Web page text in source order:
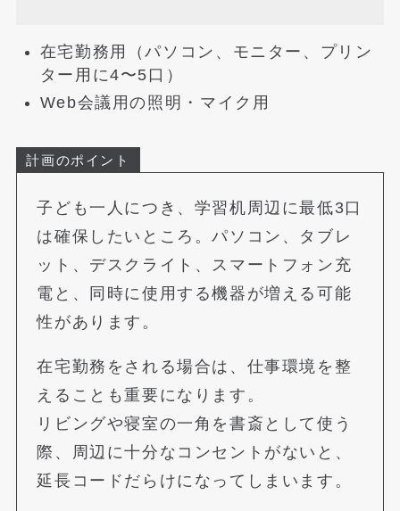
在宅勤務用（パソコン、モニター、プリン
ター用に4〜5口）
Web会議用の照明・マイク用
計画のポイント
子ども一人につき、学習机周辺に最低3口
は確保したいところ。パソコン、タブレ
ット、デスクライト、スマートフォン充
電と、同時に使用する機器が増える可能
性があります。
在宅勤務をされる場合は、仕事環境を整
えることも重要になります。
リビングや寝室の一角を書斎として使う
際、周辺に十分なコンセントがないと、
延長コードだらけになってしまいます。